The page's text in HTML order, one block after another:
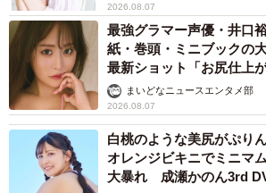
2026.08.07
最強グラマー声優・井口
紙・巻頭・ミニブックの
最新ショット「お尻仕上
ています」「いくつにな
たい」
まいどなニュースエンタメ部
2026.08.07
白桃のような美尻がぷり
オレンジビキニでミニマ
大暴れ 成瀬かのん3rd